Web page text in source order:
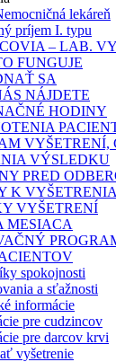
lekáreň
príjem I. typu
– LAB.
FUNGUJE
SA
NÁJDETE
HODINY
VYŠETRENÍ,
VÝSLEDKU
PRED
K
VYŠETRENÍ
MESIACA
spokojnosti
a sťažnosti
informácie
pre cudzincov
pre darcov krvi
vyšetrenie